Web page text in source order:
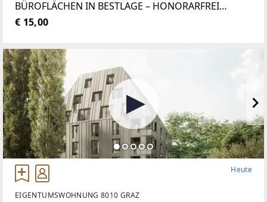
Dienstleister!
BÜROFLÄCHEN IN BESTLAGE – HONORARFREI
MIETEN UND IHR RAUMPROGRAMM WÄHLENDiese
€ 15,00
Heute
EIGENTUMSWOHNUNG 8010 GRAZ